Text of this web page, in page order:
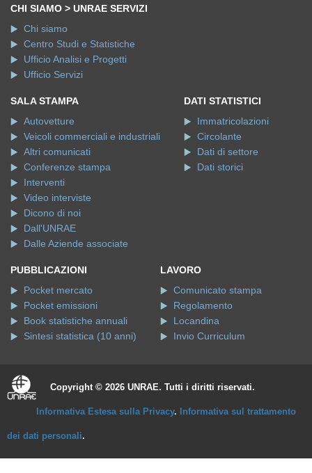
CHI SIAMO > UNRAE SERVIZI
Chi siamo
Centro Studi e Statistiche
Ufficio Analisi e Progetti
Ufficio Servizi
SALA STAMPA
Autovetture
Veicoli commerciali e industriali
Altri comunicati
Conferenze stampa
Interventi
Video interviste
Dicono di noi
Dall'UNRAE
Dalle Aziende associate
DATI STATISTICI
Immatricolazioni
Circolante
Dati di settore
Dati storici
PUBBLICAZIONI
Pocket mercato
Pocket emissioni
Book statistiche annuali
Sintesi statistica (10 anni)
LAVORO
Comunicato stampa
Regolamento
Locandina
Invio Curriculum
Copyright © 2026 UNRAE. Tutti i diritti riservati.
Informativa Estesa sulla Privacy. Informativa sul trattamento
dei dati personali.